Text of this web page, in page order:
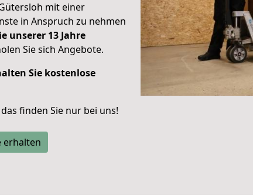
mit einer
in Anspruch zu nehmen
unserer 13 Jahre
Sie sich Angebote.
Sie kostenlose
das finden Sie nur bei uns!
erhalten